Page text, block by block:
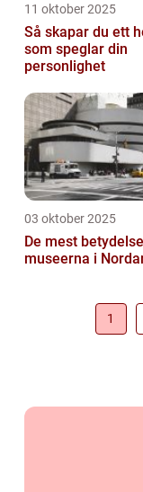
11 oktober 2025
Så skapar du ett
som speglar din
personlighet
03 oktober 2025
De mest
museerna i
1